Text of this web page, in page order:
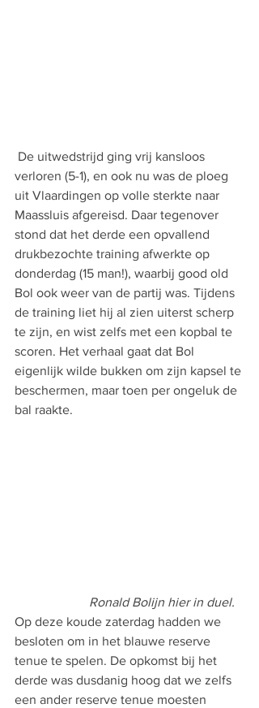
verloren (5-1), en ook nu was de ploeg
uit Vlaardingen op volle sterkte naar
Maassluis afgereisd. Daar tegenover
stond dat het derde een opvallend
drukbezochte training afwerkte op
donderdag (15 man!), waarbij good old
Bol ook weer van de partij was. Tijdens
de training liet hij al zien uiterst scherp
te zijn, en wist zelfs met een kopbal te
scoren. Het verhaal gaat dat Bol
eigenlijk wilde bukken om zijn kapsel te
beschermen, maar toen per ongeluk de
bal raakte.
                       Ronald Bolijn hier in duel.
Op deze koude zaterdag hadden we
besloten om in het blauwe reserve
tenue te spelen. De opkomst bij het
derde was dusdanig hoog dat we zelfs
een ander reserve tenue moesten